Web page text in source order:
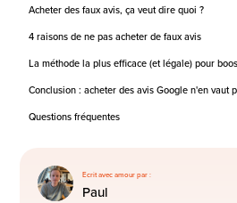
Acheter des faux avis, ça veut dire quoi ?
4 raisons de ne pas acheter de faux avis
La méthode la plus efficace (et légale) pour
Conclusion : acheter des avis Google n'en vaut
Questions fréquentes
Ecrit avec amour par :
Paul